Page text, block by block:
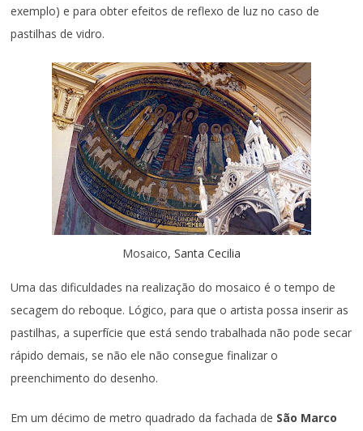
exemplo) e para obter efeitos de reflexo de luz no caso de
pastilhas de vidro.
Mosaico, Santa Cecilia
Uma das dificuldades na realização do mosaico é o tempo de
secagem do reboque. Lógico, para que o artista possa inserir as
pastilhas, a superfície que está sendo trabalhada não pode secar
rápido demais, se não ele não consegue finalizar o
preenchimento do desenho.
Em um décimo de metro quadrado da fachada de São Marco